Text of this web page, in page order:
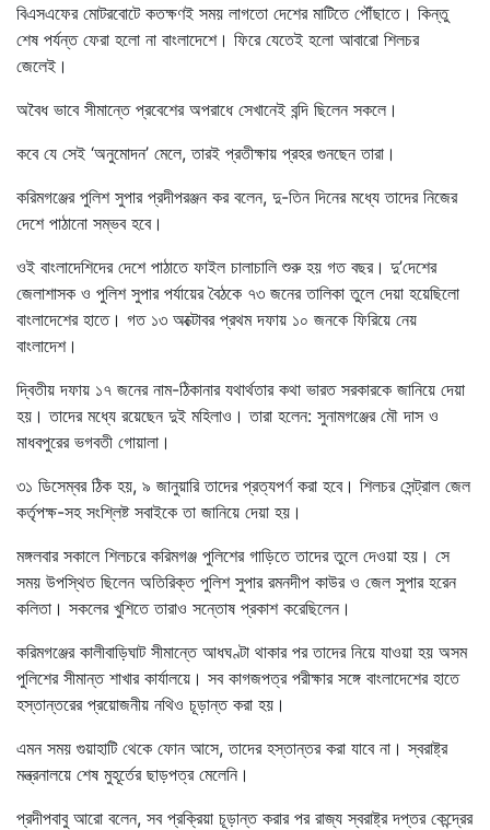
বিএসএফের মোটরবোটে কতক্ষণই সময় লাগতো দেশের মাটিতে পৌঁছাতে। কিন্তু
শেষ পর্যন্ত ফেরা হলো না বাংলাদেশে। ফিরে যেতেই হলো আবারো শিলচর
জেলেই।
অবৈধ ভাবে সীমান্তে প্রবেশের অপরাধে সেখানেই বন্দি ছিলেন সকলে।
কবে যে সেই ‘অনুমোদন’ মেলে, তারই প্রতীক্ষায় প্রহর গুনছেন তারা।
করিমগঞ্জের পুলিশ সুপার প্রদীপরঞ্জন কর বলেন, দু-তিন দিনের মধ্যে তাদের নিজের
দেশে পাঠানো সম্ভব হবে।
ওই বাংলাদেশিদের দেশে পাঠাতে ফাইল চালাচালি শুরু হয় গত বছর। দু’দেশের
জেলাশাসক ও পুলিশ সুপার পর্যায়ের বৈঠকে ৭৩ জনের তালিকা তুলে দেয়া হয়েছিলো
বাংলাদেশের হাতে। গত ১৩ অক্টোবর প্রথম দফায় ১০ জনকে ফিরিয়ে নেয়
বাংলাদেশ।
দ্বিতীয় দফায় ১৭ জনের নাম-ঠিকানার যথার্থতার কথা ভারত সরকারকে জানিয়ে দেয়া
হয়। তাদের মধ্যে রয়েছেন দুই মহিলাও। তারা হলেন: সুনামগঞ্জের মৌ দাস ও
মাধবপুরের ভগবতী গোয়ালা।
৩১ ডিসেম্বর ঠিক হয়, ৯ জানুয়ারি তাদের প্রত্যপর্ণ করা হবে। শিলচর সেন্ট্রাল জেল
কর্তৃপক্ষ-সহ সংশ্লিষ্ট সবাইকে তা জানিয়ে দেয়া হয়।
মঙ্গলবার সকালে শিলচরে করিমগঞ্জ পুলিশের গাড়িতে তাদের তুলে দেওয়া হয়। সে
সময় উপস্থিত ছিলেন অতিরিক্ত পুলিশ সুপার রমনদীপ কাউর ও জেল সুপার হরেন
কলিতা। সকলের খুশিতে তারাও সন্তোষ প্রকাশ করেছিলেন।
করিমগঞ্জের কালীবাড়িঘাট সীমান্তে আধঘণ্টা থাকার পর তাদের নিয়ে যাওয়া হয় অসম
পুলিশের সীমান্ত শাখার কার্যালয়ে। সব কাগজপত্র পরীক্ষার সঙ্গে বাংলাদেশের হাতে
হস্তান্তরের প্রয়োজনীয় নথিও চূড়ান্ত করা হয়।
এমন সময় গুয়াহাটি থেকে ফোন আসে, তাদের হস্তান্তর করা যাবে না। স্বরাষ্ট্র
মন্ত্রনালয়ে শেষ মুহূর্তের ছাড়পত্র মেলেনি।
প্রদীপবাবু আরো বলেন, সব প্রক্রিয়া চূড়ান্ত করার পর রাজ্য স্বরাষ্ট্র দপ্তর কেন্দ্রের